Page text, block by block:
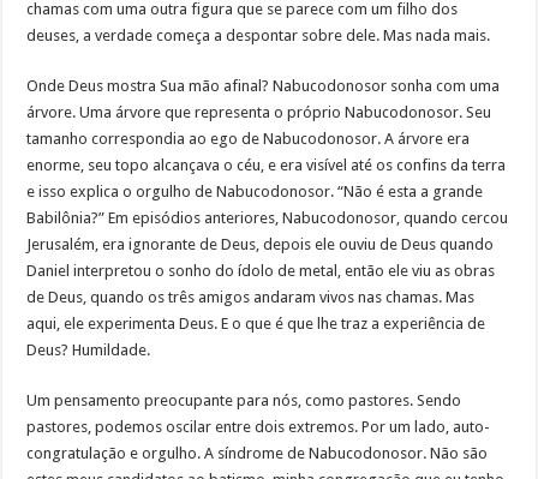
chamas com uma outra figura que se parece com um filho dos
deuses, a verdade começa a despontar sobre dele. Mas nada mais.
Onde Deus mostra Sua mão afinal? Nabucodonosor sonha com uma
árvore. Uma árvore que representa o próprio Nabucodonosor. Seu
tamanho correspondia ao ego de Nabucodonosor. A árvore era
enorme, seu topo alcançava o céu, e era visível até os confins da terra
e isso explica o orgulho de Nabucodonosor. “Não é esta a grande
Babilônia?” Em episódios anteriores, Nabucodonosor, quando cercou
Jerusalém, era ignorante de Deus, depois ele ouviu de Deus quando
Daniel interpretou o sonho do ídolo de metal, então ele viu as obras
de Deus, quando os três amigos andaram vivos nas chamas. Mas
aqui, ele experimenta Deus. E o que é que lhe traz a experiência de
Deus? Humildade.
Um pensamento preocupante para nós, como pastores. Sendo
pastores, podemos oscilar entre dois extremos. Por um lado, auto-
congratulação e orgulho. A síndrome de Nabucodonosor. Não são